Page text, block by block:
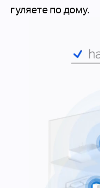
гуляете по дому.